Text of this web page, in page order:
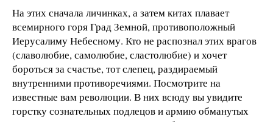
На этих сначала личинках, а затем китах плавает
всемирного горя Град Земной, противоположный
Иерусалиму Небесному. Кто не распознал этих врагов
(славолюбие, самолюбие, сластолюбие) и хочет
бороться за счастье, тот слепец, раздираемый
внутренними противоречиями. Посмотрите на
известные вам революции. В них всюду вы увидите
горстку сознательных подлецов и армию обманутых